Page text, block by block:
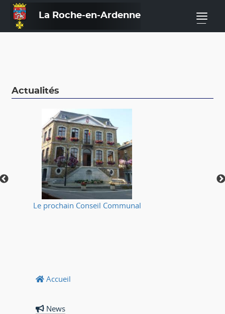
La Roche-en-Ardenne —
Actualités
Le prochain Conseil Communal
Accueil
News